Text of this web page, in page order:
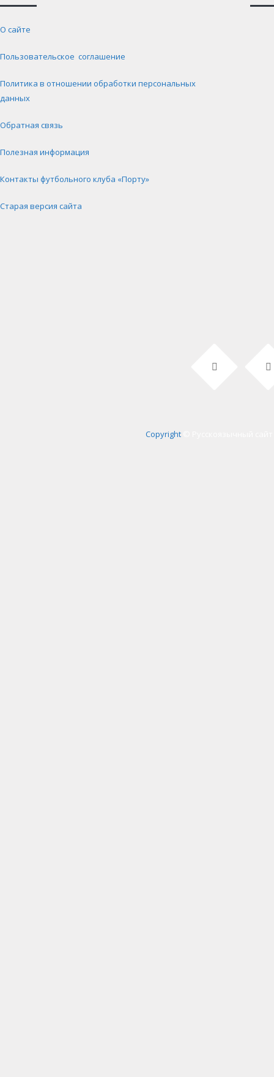
О сайте
Пользовательское соглашение
Политика в отношении обработки персональных
данных
Обратная связь
Полезная информация
Контакты футбольного клуба «Порту»
Старая версия сайта
Copyright